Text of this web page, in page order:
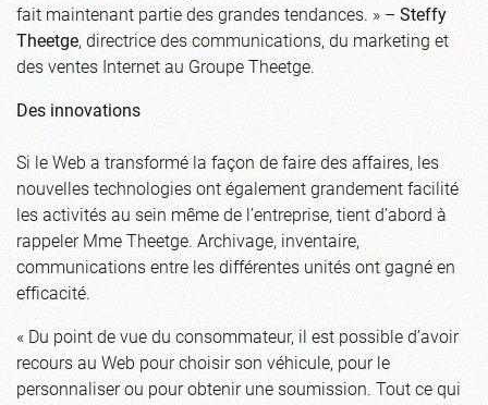
fait maintenant partie des grandes tendances. » –Steffy
Theetge, directrice des communications, du marketing et
des ventes Internet au Groupe Theetge.
Des innovations
Si le Web a transformé la façon de faire des affaires, les
nouvelles technologies ont également grandement facilité
les activités au sein même de l’entreprise, tient d’abord à
rappeler Mme Theetge. Archivage, inventaire,
communications entre les différentes unités ont gagné en
efficacité.
« Du point de vue du consommateur, il est possible d’avoir
recours au Web pour choisir son véhicule, pour le
personnaliser ou pour obtenir une soumission. Tout ce qui